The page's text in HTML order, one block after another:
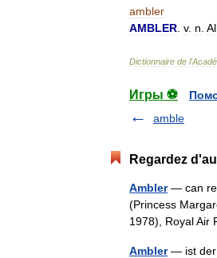
ambler
AMBLER v. n
Dictionnaire de l'
Игры ⚽
amble
Regardez
Ambler— can
(Princess
1978), Royal
Ambler— ist der